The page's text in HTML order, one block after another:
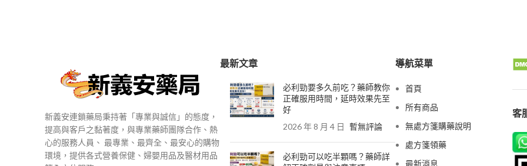
新義安連鎖藥局秉持著「專業與誠信」的態度，
提高與客戶之黏著度，與專業藥師團隊合作、熱
心的服務人員、 最專業、最齊全、最安心的購物
環境，提供各式營養保健、婦嬰用品及醫材用品
最新文章
必利勁要多久前吃？藥師教你
正確服用時間，延時效果先至
好
2026 年 8 月 4 日 暫無評論
必利勁可以吃半顆嗎？藥師詳
導航菜單
首頁
所有商品
無處方箋購藥說明
處方箋領藥
最新消息
客